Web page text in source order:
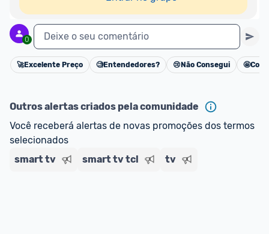
0 Deixe o seu comentário
Cancelar
🚀Excelente Preço 🧐Entendedores? 😢 Não Consegui 🤩
Outros alertas criados pela comunidade
Você receberá alertas de novas promoções dos termos
selecionados
smart tv
smart tv tcl tv